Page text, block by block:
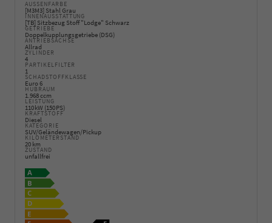
AUSSENFARBE
[M3M3] Stahl Grau
INNENAUSSTATTUNG
[TB] Sitzbezug Stoff "Lodge" Schwarz
GETRIEBE
Doppelkupplungsgetriebe (DSG)
ANTRIEBSACHSE
Allrad
ZYLINDER
4
PARTIKELFILTER
1
SCHADSTOFFKLASSE
Euro 6
HUBRAUM
1.968 ccm
LEISTUNG
110 kW (150 PS)
KRAFTSTOFF
Diesel
KATEGORIE
SUV/Geländewagen/Pickup
KILOMETERSTAND
20 km
ZUSTAND
unfallfrei